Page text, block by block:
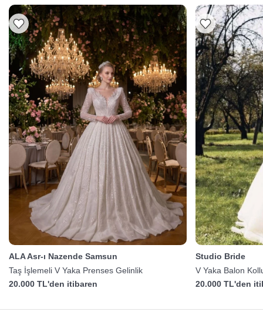
ALA Asr-ı Nazende Samsun
Taş İşlemeli V Yaka Prenses Gelinlik
20.000 TL'den itibaren
Studio Bride
V Yaka Balon
20.000 TL'den